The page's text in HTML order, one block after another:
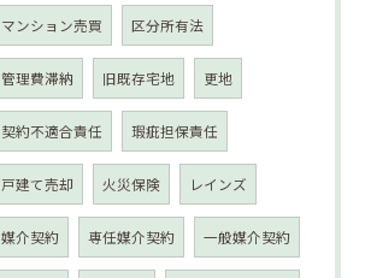
マンション売買 区分所有法
管理費滞納 旧既存宅地 更地
契約不適合責任 瑕疵担保責任
戸建て売却 火災保険 レインズ
媒介契約 専任媒介契約 一般媒介契約